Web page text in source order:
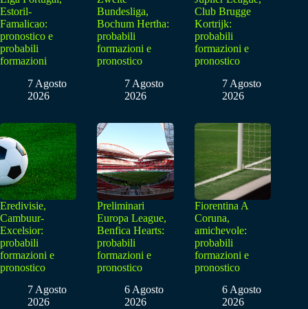
Estoril-
Famalicao:
pronostico e
probabili
formazioni
7 Agosto
2026
Bundesliga,
Bochum Hertha:
probabili
formazioni e
pronostico
7 Agosto
2026
Club Brugge
Kortrijk:
probabili
formazioni e
pronostico
7 Agosto
2026
Eredivisie,
Cambuur-
Excelsior:
probabili
formazioni e
pronostico
7 Agosto
2026
Preliminari
Europa League,
Benfica Hearts:
probabili
formazioni e
pronostico
6 Agosto
2026
Fiorentina A
Coruna,
amichevole:
probabili
formazioni e
pronostico
6 Agosto
2026